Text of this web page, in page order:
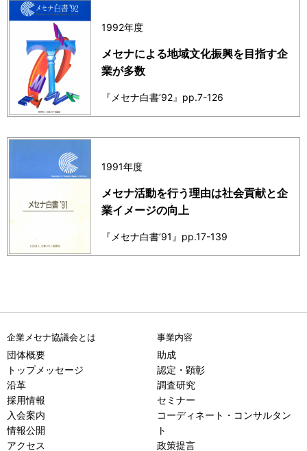
1992年度
メセナによる地域文化振興を目指す企
業が多数
『メセナ白書’92』pp.7-126
1991年度
メセナ活動を行う理由は社会貢献と企
業イメージの向上
『メセナ白書’91』pp.17-139
企業メセナ協議会とは
団体概要
トップメッセージ
沿革
採用情報
入会案内
情報公開
アクセス
事業内容
助成
認定・顕彰
調査研究
セミナー
コーディネート・コンサルタン
ト
政策提言